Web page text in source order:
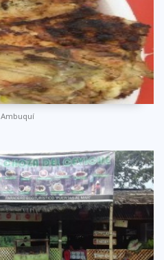
Ambuquí